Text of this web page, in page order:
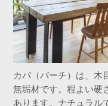
カバ（バーチ）は、木
無垢材です。程よい硬
あります。ナチュラル